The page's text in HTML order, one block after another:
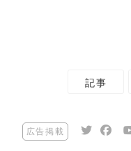
記事
広告掲載